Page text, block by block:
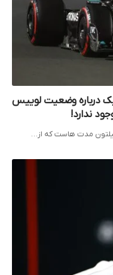
درباره وضعیت لوییس
ندارد!
مدت هاست که از…